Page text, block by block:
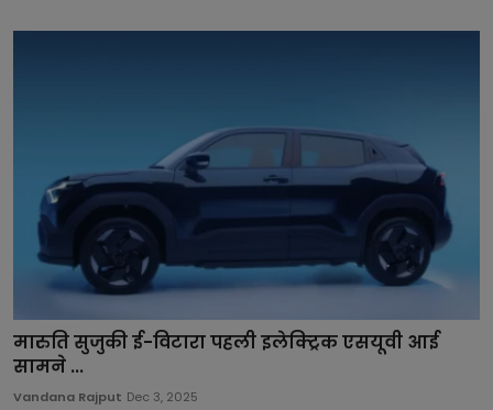
मारुति सुजुकी ई-विटारा पहली इलेक्ट्रिक एसयूवी आई
सामने ...
Vandana Rajput Dec 3, 2025